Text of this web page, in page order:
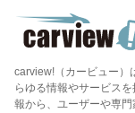
carview!（カービュー）
らゆる情報やサービス
報から、ユーザーや専